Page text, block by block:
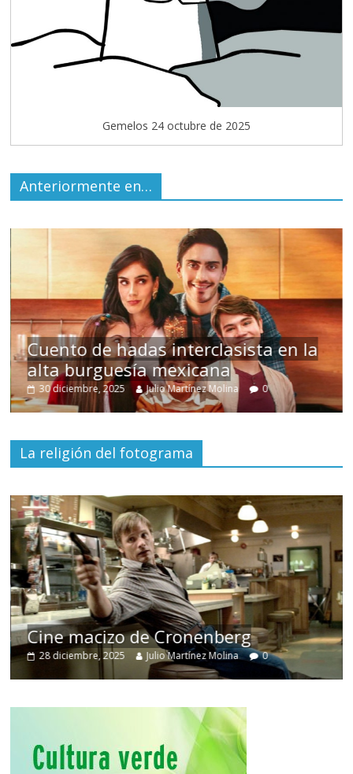
Gemelos 24 octubre de 2025
Anteriormente en…
Cuento de hadas interclasista en la
alta burguesía mexicana
30 diciembre, 2025 Julio Martínez Molina 0
La religión del fotograma
Cine macizo de Cronenberg
28 diciembre, 2025 Julio Martínez Molina 0